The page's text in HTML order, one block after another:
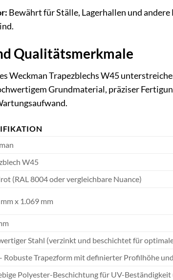
Bewährt für Ställe, Lagerhallen und
Qualitätsmerkmale
Weckman Trapezblechs W45
Grundmaterial, präziser
W45
(RAL 8004 oder vergleichbare Nuance)
x 1.069 mm
Stahl (verzinkt und beschichtet für
Robuste Trapezform mit definierter Profilhöhe
Polyester-Beschichtung für UV-